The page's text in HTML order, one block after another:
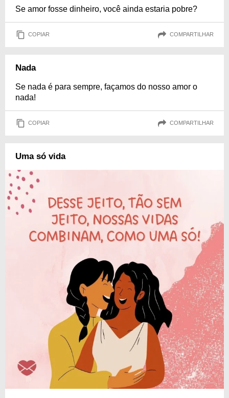
Se amor fosse dinheiro, você ainda estaria pobre?
COPIAR COMPARTILHAR
Nada
Se nada é para sempre, façamos do nosso amor o
nada!
COPIAR COMPARTILHAR
Uma só vida